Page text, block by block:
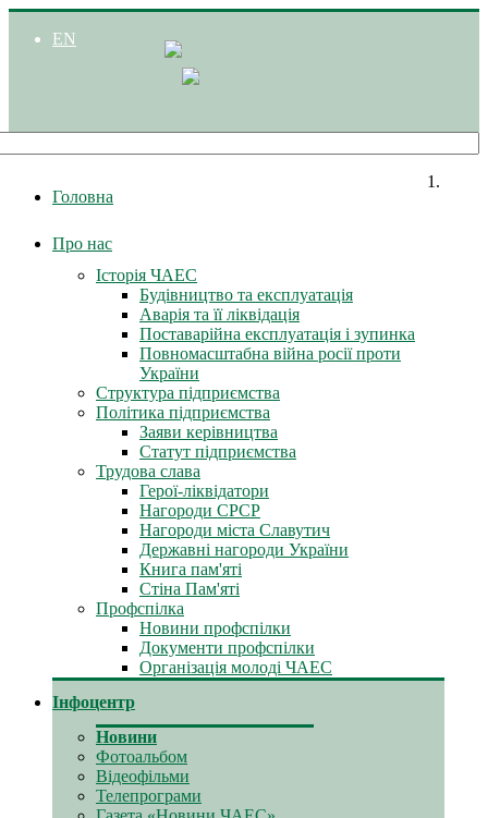
EN
Головна
Про нас
Історія ЧАЕС
Будівництво та експлуатація
Аварія та її ліквідація
Поставарійна експлуатація і зупинка
Повномасштабна війна росії проти
України
Структура підприємства
Політика підприємства
Заяви керівництва
Статут підприємства
Трудова слава
Герої-ліквідатори
Нагороди СРСР
Нагороди міста Славутич
Державні нагороди України
Книга пам'яті
Стіна Пам'яті
Профспілка
Новини профспілки
Документи профспілки
Організація молоді ЧАЕС
Інфоцентр
Новини
Фотоальбом
Відеофільми
Телепрограми